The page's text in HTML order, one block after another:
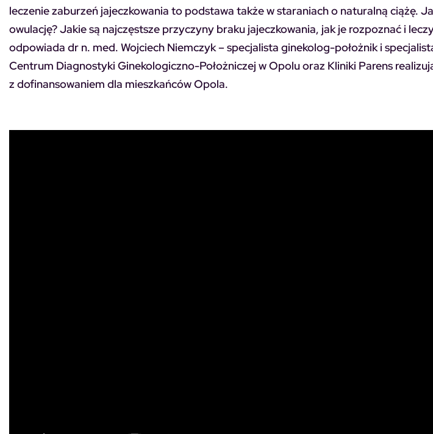
leczenie zaburzeń jajeczkowania to podstawa także w staraniach o naturalną ciążę.
owulację? Jakie są najczęstsze przyczyny braku jajeczkowania, jak je rozpoznać i
odpowiada dr n. med. Wojciech Niemczyk – specjalista ginekolog-położnik i
Centrum Diagnostyki Ginekologiczno-Położniczej w Opolu oraz Kliniki Parens
z dofinansowaniem dla mieszkańców Opola.